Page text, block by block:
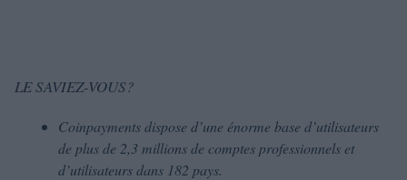
LE SAVIEZ-VOUS?
Coinpayments dispose d’une énorme base d’utilisateurs
de plus de 2,3 millions de comptes professionnels et
d’utilisateurs dans 182 pays.